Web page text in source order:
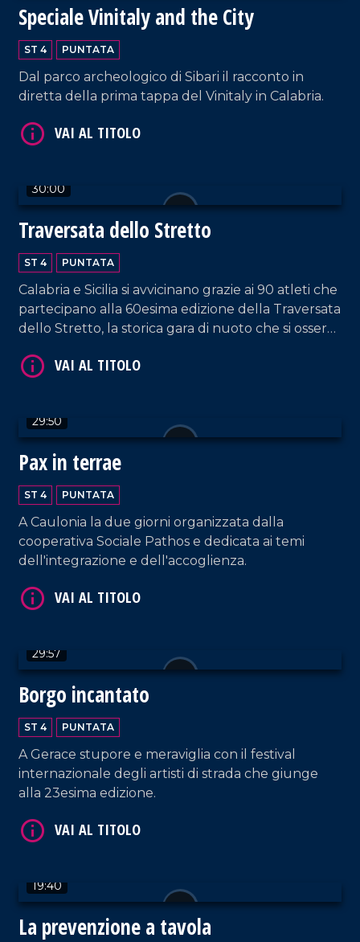
Speciale Vinitaly and the City
ST 4 PUNTATA
Dal parco archeologico di Sibari il racconto in
diretta della prima tappa del Vinitaly in Calabria.
30:00
Traversata dello Stretto
ST 4 PUNTATA
Calabria e Sicilia si avvicinano grazie ai 90 atleti che
partecipano alla 60esima edizione della Traversata
dello Stretto, la storica gara di nuoto che si osserva
29:50
Pax in terrae
ST 4 PUNTATA
A Caulonia la due giorni organizzata dalla
cooperativa Sociale Pathos e dedicata ai temi
dell'integrazione e dell'accoglienza.
29:57
Borgo incantato
ST 4 PUNTATA
A Gerace stupore e meraviglia con il festival
internazionale degli artisti di strada che giunge
alla 23esima edizione.
19:40
La prevenzione a tavola
VAI AL TITOLO
VAI AL TITOLO
VAI AL TITOLO
VAI AL TITOLO
VAI AL TITOLO
VAI AL TITOLO